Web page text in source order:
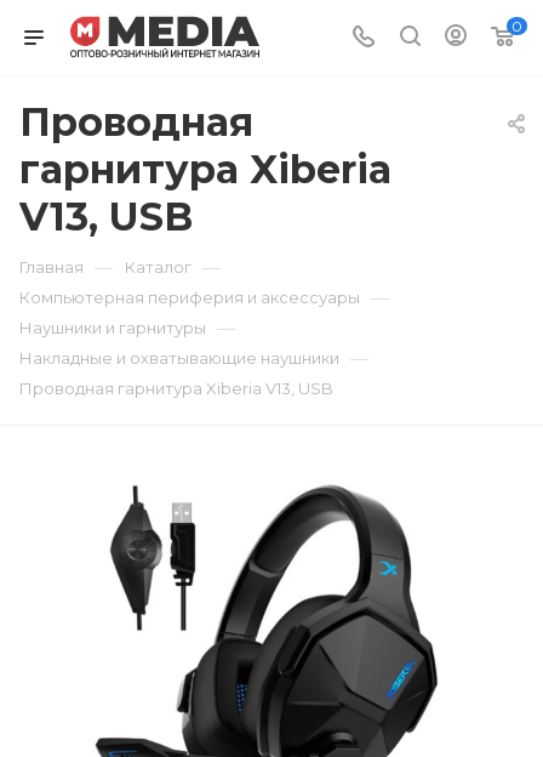
0
Проводная
гарнитура Xiberia
V13, USB
Главная — Каталог —
Компьютерная периферия и аксессуары —
Наушники и гарнитуры —
Накладные и охватывающие наушники —
Проводная гарнитура Xiberia V13, USB